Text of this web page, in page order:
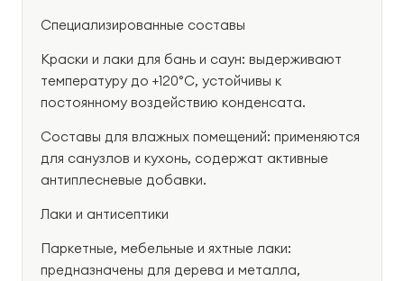
Специализированные составы
Краски и лаки для бань и саун: выдерживают
температуру до +120°C, устойчивы к
постоянному воздействию конденсата.
Составы для влажных помещений: применяются
для санузлов и кухонь, содержат активные
антиплесневые добавки.
Лаки и антисептики
Паркетные, мебельные и яхтные лаки:
предназначены для дерева и металла,